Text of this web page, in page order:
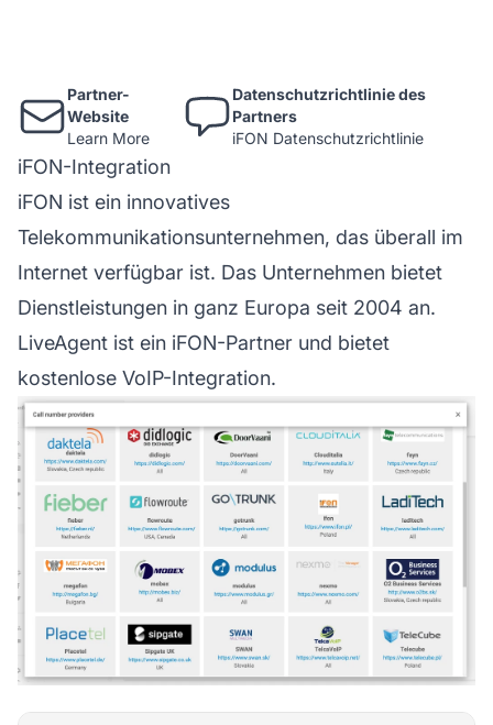
Partner-
Website
Learn More
Datenschutzrichtlinie des
Partners
iFON Datenschutzrichtlinie
iFON-Integration
iFON ist ein innovatives
Telekommunikationsunternehmen, das überall im
Internet verfügbar ist. Das Unternehmen bietet
Dienstleistungen in ganz Europa seit 2004 an.
LiveAgent ist ein iFON-Partner und bietet
kostenlose VoIP-Integration.